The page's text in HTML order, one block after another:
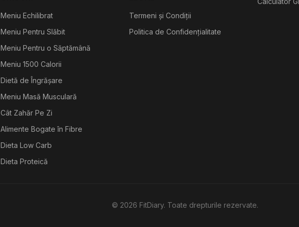
Meniu Echilibrat
Meniu Pentru Slăbit
Meniu Pentru o Săptămână
Meniu 1500 Calorii
Dietă de Îngrășare
Meniu Masă Musculară
Cât Zahăr Pe Zi
Alimente Bogate în Fibre
Dieta Low Carb
Dieta Proteică
Termeni și Condiții
Politica de Confidențialitate
© 2026 FitDiary. Toate drepturile rezervate.